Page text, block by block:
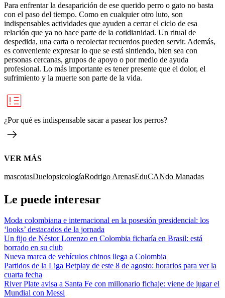
Para enfrentar la desaparición de ese querido perro o gato no basta
con el paso del tiempo. Como en cualquier otro luto, son
indispensables actividades que ayuden a cerrar el ciclo de esa
relación que ya no hace parte de la cotidianidad. Un ritual de
despedida, una carta o recolectar recuerdos pueden servir. Además,
es conveniente expresar lo que se está sintiendo, bien sea con
personas cercanas, grupos de apoyo o por medio de ayuda
profesional. Lo más importante es tener presente que el dolor, el
sufrimiento y la muerte son parte de la vida.
¿Por qué es indispensable sacar a pasear los perros?
VER MÁS
mascotasDuelopsicologíaRodrigo ArenasEduCANdo Manadas
Le puede interesar
Moda colombiana e internacional en la posesión presidencial: los
‘looks’ destacados de la jornada
Un fijo de Néstor Lorenzo en Colombia ficharía en Brasil: está
borrado en su club
Nueva marca de vehículos chinos llega a Colombia
Partidos de la Liga Betplay de este 8 de agosto: horarios para ver la
cuarta fecha
River Plate avisa a Santa Fe con millonario fichaje: viene de jugar el
Mundial con Messi